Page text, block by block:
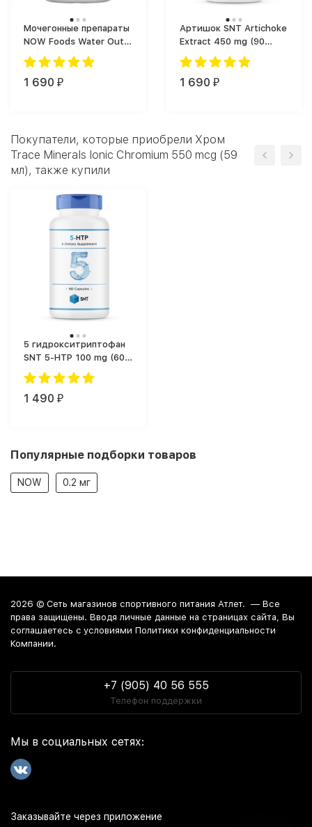
Мочегонные препараты
NOW Foods Water Out,
мощный
диуретический
препарат для
1 690 ₽
Артишок SNT Artichoke
Extract 450 mg (90
капс.)
1 690 ₽
Покупатели, которые приобрели Хром
Trace Minerals Ionic Chromium 550 mcg (59
мл), также купили
5 гидрокситриптофан
SNT 5-HTP 100 mg (60
капс.)
1 490 ₽
Популярные подборки товаров
NOW 0.2 мг
2026 © Сеть магазинов спортивного питания Атлет. — Все
права защищены. Вводя личные данные на страницах сайта, Вы
соглашаетесь c условиями Политики конфиденциальности
Компании.
+7 (905) 40 56 555
Телефон поддержки
Мы в социальных сетях:
Заказывайте через приложение